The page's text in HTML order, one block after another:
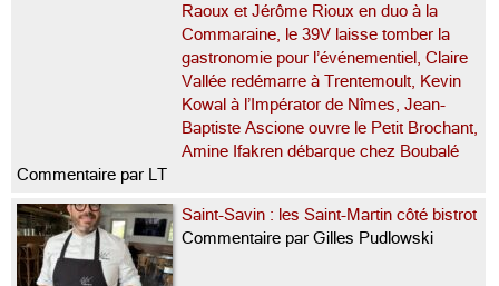
Raoux et Jérôme Rioux en duo à la
Commaraine, le 39V laisse tomber la
gastronomie pour l’événementiel, Claire
Vallée redémarre à Trentemoult, Kevin
Kowal à l’Impérator de Nîmes, Jean-
Baptiste Ascione ouvre le Petit Brochant,
Amine Ifakren débarque chez Boubalé
Commentaire par LT
Saint-Savin : les Saint-Martin côté bistrot
Commentaire par Gilles Pudlowski